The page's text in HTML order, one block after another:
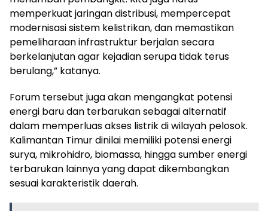
memperkuat jaringan distribusi, mempercepat
modernisasi sistem kelistrikan, dan memastikan
pemeliharaan infrastruktur berjalan secara
berkelanjutan agar kejadian serupa tidak terus
berulang,” katanya.
Forum tersebut juga akan mengangkat potensi
energi baru dan terbarukan sebagai alternatif
dalam memperluas akses listrik di wilayah pelosok.
Kalimantan Timur dinilai memiliki potensi energi
surya, mikrohidro, biomassa, hingga sumber energi
terbarukan lainnya yang dapat dikembangkan
sesuai karakteristik daerah.